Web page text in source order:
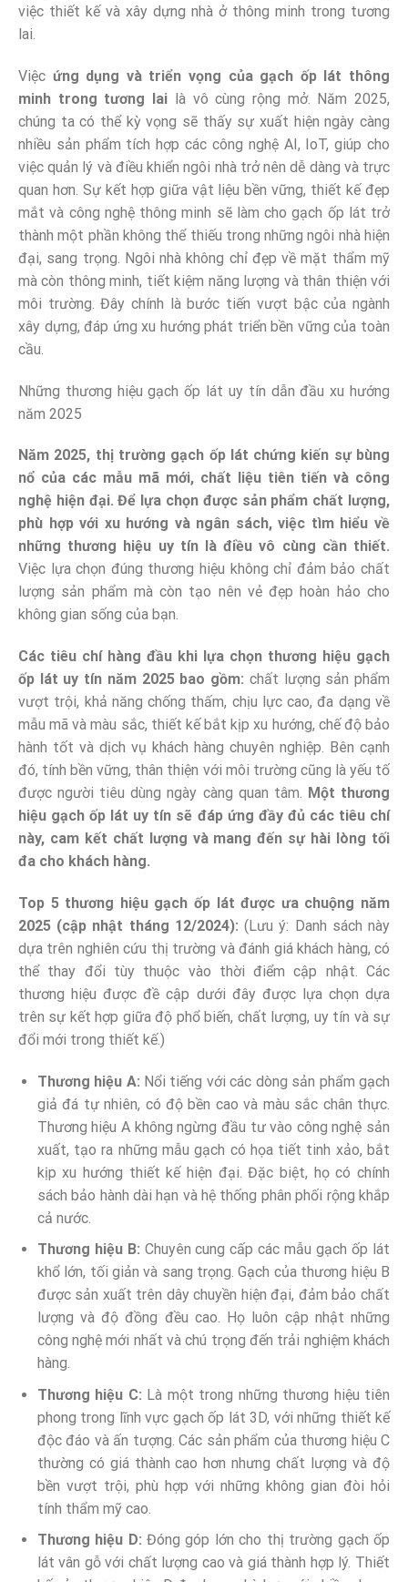
việc thiết kế và xây dựng nhà ở thông minh trong tương
lai.
Việc ứng dụng và triển vọng của gạch ốp lát thông
minh trong tương lai là vô cùng rộng mở. Năm 2025,
chúng ta có thể kỳ vọng sẽ thấy sự xuất hiện ngày càng
nhiều sản phẩm tích hợp các công nghệ AI, IoT, giúp cho
việc quản lý và điều khiển ngôi nhà trở nên dễ dàng và trực
quan hơn. Sự kết hợp giữa vật liệu bền vững, thiết kế đẹp
mắt và công nghệ thông minh sẽ làm cho gạch ốp lát trở
thành một phần không thể thiếu trong những ngôi nhà hiện
đại, sang trọng. Ngôi nhà không chỉ đẹp về mặt thẩm mỹ
mà còn thông minh, tiết kiệm năng lượng và thân thiện với
môi trường. Đây chính là bước tiến vượt bậc của ngành
xây dựng, đáp ứng xu hướng phát triển bền vững của toàn
cầu.
Những thương hiệu gạch ốp lát uy tín dẫn đầu xu hướng
năm 2025
Năm 2025, thị trường gạch ốp lát chứng kiến sự bùng
nổ của các mẫu mã mới, chất liệu tiên tiến và công
nghệ hiện đại. Để lựa chọn được sản phẩm chất lượng,
phù hợp với xu hướng và ngân sách, việc tìm hiểu về
những thương hiệu uy tín là điều vô cùng cần thiết.
Việc lựa chọn đúng thương hiệu không chỉ đảm bảo chất
lượng sản phẩm mà còn tạo nên vẻ đẹp hoàn hảo cho
không gian sống của bạn.
Các tiêu chí hàng đầu khi lựa chọn thương hiệu gạch
ốp lát uy tín năm 2025 bao gồm: chất lượng sản phẩm
vượt trội, khả năng chống thấm, chịu lực cao, đa dạng về
mẫu mã và màu sắc, thiết kế bắt kịp xu hướng, chế độ bảo
hành tốt và dịch vụ khách hàng chuyên nghiệp. Bên cạnh
đó, tính bền vững, thân thiện với môi trường cũng là yếu tố
được người tiêu dùng ngày càng quan tâm. Một thương
hiệu gạch ốp lát uy tín sẽ đáp ứng đầy đủ các tiêu chí
này, cam kết chất lượng và mang đến sự hài lòng tối
đa cho khách hàng.
Top 5 thương hiệu gạch ốp lát được ưa chuộng năm
2025 (cập nhật tháng 12/2024): (Lưu ý: Danh sách này
dựa trên nghiên cứu thị trường và đánh giá khách hàng, có
thể thay đổi tùy thuộc vào thời điểm cập nhật. Các
thương hiệu được đề cập dưới đây được lựa chọn dựa
trên sự kết hợp giữa độ phổ biến, chất lượng, uy tín và sự
đổi mới trong thiết kế.)
Thương hiệu A: Nổi tiếng với các dòng sản phẩm gạch
giả đá tự nhiên, có độ bền cao và màu sắc chân thực.
Thương hiệu A không ngừng đầu tư vào công nghệ sản
xuất, tạo ra những mẫu gạch có họa tiết tinh xảo, bắt
kịp xu hướng thiết kế hiện đại. Đặc biệt, họ có chính
sách bảo hành dài hạn và hệ thống phân phối rộng khắp
cả nước.
Thương hiệu B: Chuyên cung cấp các mẫu gạch ốp lát
khổ lớn, tối giản và sang trọng. Gạch của thương hiệu B
được sản xuất trên dây chuyền hiện đại, đảm bảo chất
lượng và độ đồng đều cao. Họ luôn cập nhật những
công nghệ mới nhất và chú trọng đến trải nghiệm khách
hàng.
Thương hiệu C: Là một trong những thương hiệu tiên
phong trong lĩnh vực gạch ốp lát 3D, với những thiết kế
độc đáo và ấn tượng. Các sản phẩm của thương hiệu C
thường có giá thành cao hơn nhưng chất lượng và độ
bền vượt trội, phù hợp với những không gian đòi hỏi
tính thẩm mỹ cao.
Thương hiệu D: Đóng góp lớn cho thị trường gạch ốp
lát vân gỗ với chất lượng cao và giá thành hợp lý. Thiết